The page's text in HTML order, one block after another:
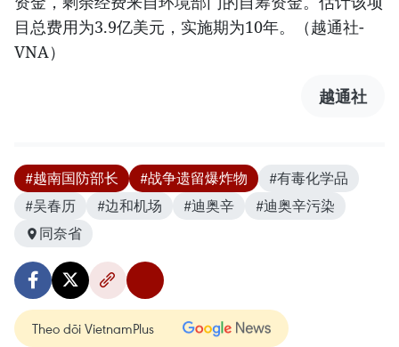
目总费用为3.9亿美元，实施期为10年。（越通社-
VNA）
越通社
#越南国防部长 #战争遗留爆炸物
#有毒化学品
#吴春历
#边和机场 #迪奥辛
#迪奥辛污染
同奈省
Theo dõi VietnamPlus